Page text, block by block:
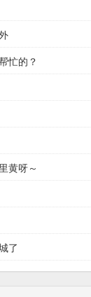
忙的？
黄呀～
了